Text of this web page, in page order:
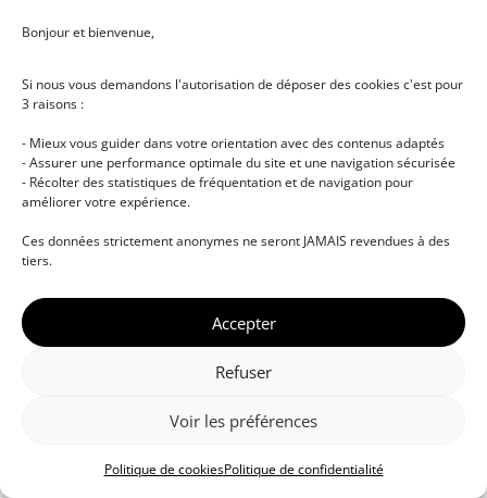
Bonjour et bienvenue,
Si nous vous demandons l'autorisation de déposer des cookies c'est pour
3 raisons :
- Mieux vous guider dans votre orientation avec des contenus adaptés
- Assurer une performance optimale du site et une navigation sécurisée
- Récolter des statistiques de fréquentation et de navigation pour
améliorer votre expérience.
Ces données strictement anonymes ne seront JAMAIS revendues à des
tiers.
Accepter
Refuser
Voir les préférences
Politique de cookiesPolitique de confidentialité
musicale • Certifications professionnelles • Paris •